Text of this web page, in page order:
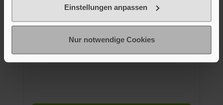
Einstellungen anpassen
Nur notwendige Cookies
Modellen (32, 40, 42, 44(K), 46(K), VisionVent M(pro)) und
Wohnmobile und Wohnwagen.
14,25 €*